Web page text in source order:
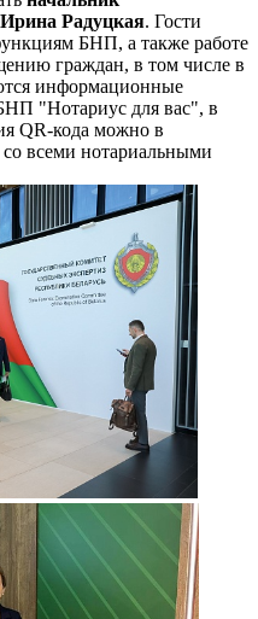
Радуцкая. Гости
БНП, а также работе
граждан, в том числе в
информационные
"Нотариус для вас", в
QR-кода можно в
всеми нотариальными